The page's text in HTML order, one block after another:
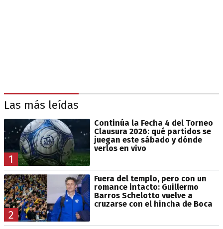
Las más leídas
1
Continúa la Fecha 4 del Torneo
Clausura 2026: qué partidos se
juegan este sábado y dónde
verlos en vivo
2
Fuera del templo, pero con un
romance intacto: Guillermo
Barros Schelotto vuelve a
cruzarse con el hincha de Boca